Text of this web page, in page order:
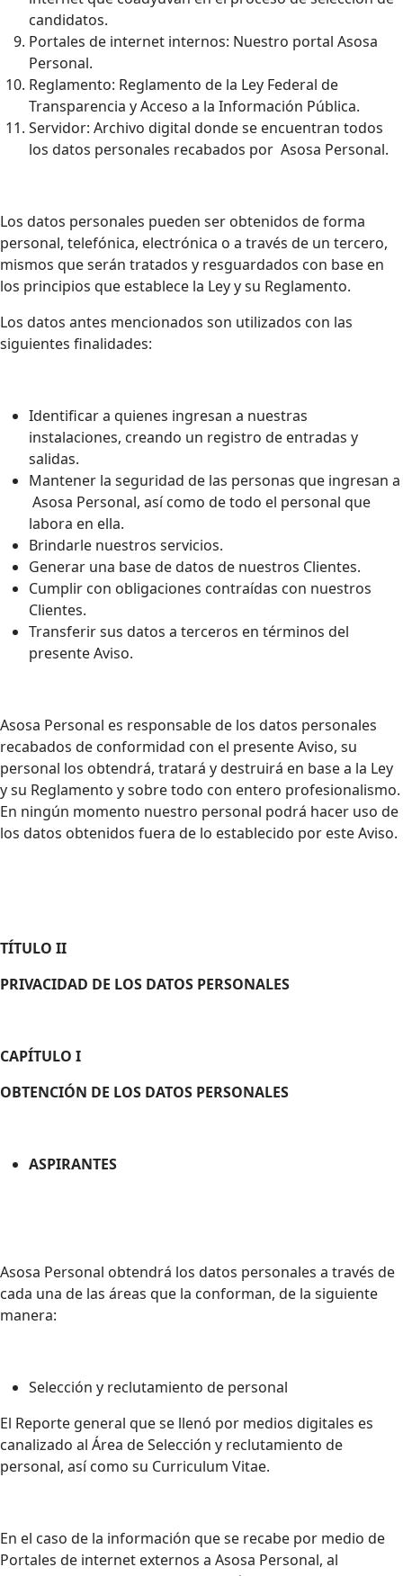
candidatos.
Portales de internet internos: Nuestro portal Asosa
Personal.
Reglamento: Reglamento de la Ley Federal de
Transparencia y Acceso a la Información Pública.
Servidor: Archivo digital donde se encuentran todos
los datos personales recabados por Asosa Personal.
Los datos personales pueden ser obtenidos de forma
personal, telefónica, electrónica o a través de un tercero,
mismos que serán tratados y resguardados con base en
los principios que establece la Ley y su Reglamento.
Los datos antes mencionados son utilizados con las
siguientes finalidades:
Identificar a quienes ingresan a nuestras
instalaciones, creando un registro de entradas y
salidas.
Mantener la seguridad de las personas que ingresan a
Asosa Personal, así como de todo el personal que
labora en ella.
Brindarle nuestros servicios.
Generar una base de datos de nuestros Clientes.
Cumplir con obligaciones contraídas con nuestros
Clientes.
Transferir sus datos a terceros en términos del
presente Aviso.
Asosa Personal es responsable de los datos personales
recabados de conformidad con el presente Aviso, su
personal los obtendrá, tratará y destruirá en base a la Ley
y su Reglamento y sobre todo con entero profesionalismo.
En ningún momento nuestro personal podrá hacer uso de
los datos obtenidos fuera de lo establecido por este Aviso.
TÍTULO II
PRIVACIDAD DE LOS DATOS PERSONALES
CAPÍTULO I
OBTENCIÓN DE LOS DATOS PERSONALES
ASPIRANTES
Asosa Personal obtendrá los datos personales a través de
cada una de las áreas que la conforman, de la siguiente
manera:
Selección y reclutamiento de personal
El Reporte general que se llenó por medios digitales es
canalizado al Área de Selección y reclutamiento de
personal, así como su Curriculum Vitae.
En el caso de la información que se recabe por medio de
Portales de internet externos a Asosa Personal, al